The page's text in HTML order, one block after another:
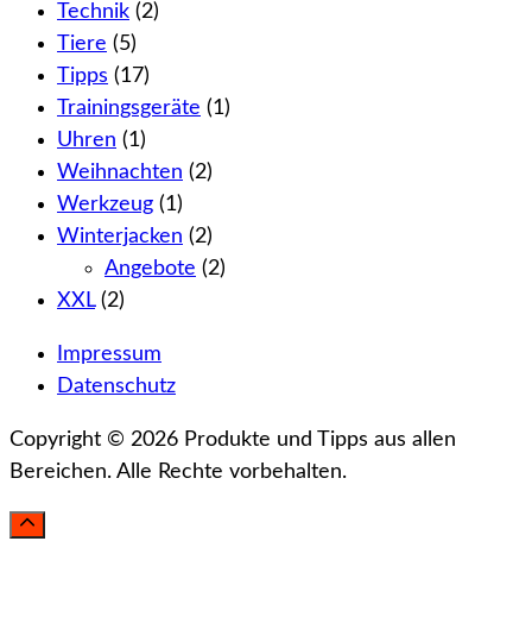
Technik (2)
Tiere (5)
Tipps (17)
Trainingsgeräte (1)
Uhren (1)
Weihnachten (2)
Werkzeug (1)
Winterjacken (2)
Angebote (2)
XXL(2)
Impressum
Datenschutz
Copyright © 2026 Produkte und Tipps aus allen
Bereichen. Alle Rechte vorbehalten.